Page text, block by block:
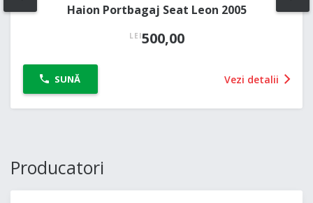
Haion Portbagaj Seat Leon 2005
LEI500,00
SUNĂ Vezi detalii
PREV
Producatori